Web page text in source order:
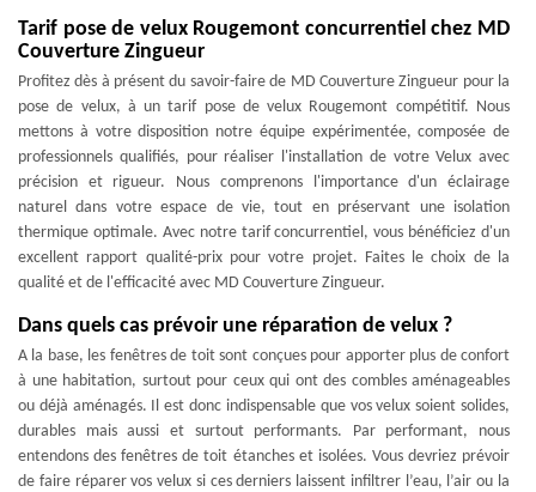
Tarif pose de velux Rougemont concurrentiel chez MD
Couverture Zingueur
Profitez dès à présent du savoir-faire de MD Couverture Zingueur pour la
pose de velux, à un tarif pose de velux Rougemont compétitif. Nous
mettons à votre disposition notre équipe expérimentée, composée de
professionnels qualifiés, pour réaliser l'installation de votre Velux avec
précision et rigueur. Nous comprenons l'importance d'un éclairage
naturel dans votre espace de vie, tout en préservant une isolation
thermique optimale. Avec notre tarif concurrentiel, vous bénéficiez d'un
excellent rapport qualité-prix pour votre projet. Faites le choix de la
qualité et de l'efficacité avec MD Couverture Zingueur.
Dans quels cas prévoir une réparation de velux ?
A la base, les fenêtres de toit sont conçues pour apporter plus de confort
à une habitation, surtout pour ceux qui ont des combles aménageables
ou déjà aménagés. Il est donc indispensable que vos velux soient solides,
durables mais aussi et surtout performants. Par performant, nous
entendons des fenêtres de toit étanches et isolées. Vous devriez prévoir
de faire réparer vos velux si ces derniers laissent infiltrer l’eau, l’air ou la